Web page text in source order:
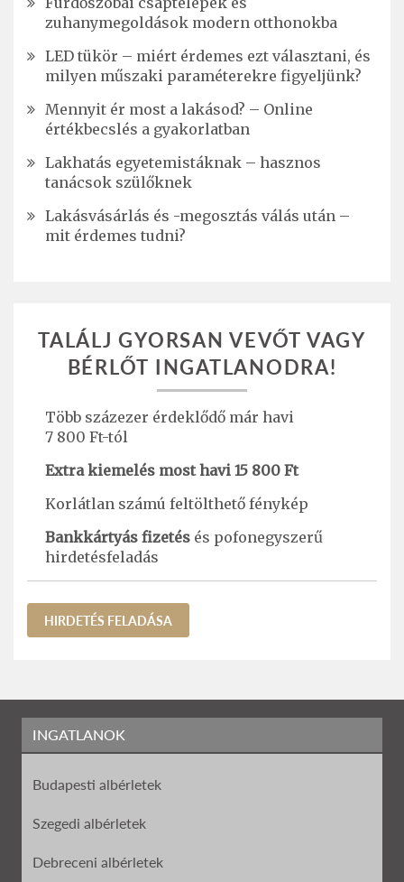
zuhanymegoldások modern otthonokba
LED tükör – miért érdemes ezt választani, és
milyen műszaki paraméterekre figyeljünk?
Mennyit ér most a lakásod? – Online
értékbecslés a gyakorlatban
Lakhatás egyetemistáknak – hasznos
tanácsok szülőknek
Lakásvásárlás és -megosztás válás után –
mit érdemes tudni?
TALÁLJ GYORSAN VEVŐT VAGY
BÉRLŐT INGATLANODRA!
Több százezer érdeklődő már havi
7 800 Ft-tól
Extra kiemelés most havi 15 800 Ft
Korlátlan számú feltölthető fénykép
Bankkártyás fizetés és pofonegyszerű
hirdetésfeladás
HIRDETÉS FELADÁSA
INGATLANOK
Budapesti albérletek
Szegedi albérletek
Debreceni albérletek